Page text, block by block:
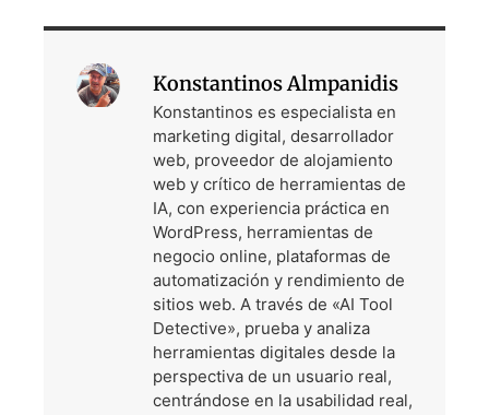
Konstantinos Almpanidis
Konstantinos es especialista en
marketing digital, desarrollador
web, proveedor de alojamiento
web y crítico de herramientas de
IA, con experiencia práctica en
WordPress, herramientas de
negocio online, plataformas de
automatización y rendimiento de
sitios web. A través de «AI Tool
Detective», prueba y analiza
herramientas digitales desde la
perspectiva de un usuario real,
centrándose en la usabilidad real,